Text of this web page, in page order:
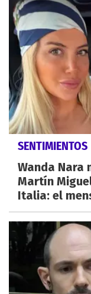
SENTIMIENTOS
Wanda Nara
Martín
Italia: el